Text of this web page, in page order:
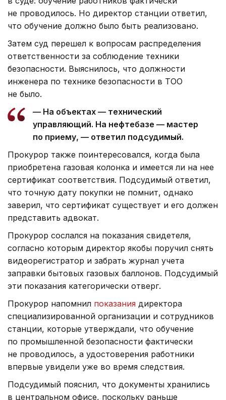
не проводилось. Но директор станции ответил,
что обучение должно было быть реализовано.
Затем суд перешел к вопросам распределения
ответственности за соблюдение техники
безопасности. Выяснилось, что должности
инженера по технике безопасности в ТОО
не было.
— На объектах — технический
управляющий. На нефтебазе — мастер
по приему, — ответил подсудимый.
Прокурор также поинтересовался, когда была
приобретена газовая колонка и имеется ли на нее
сертификат соответствия. Подсудимый ответил,
что точную дату покупки не помнит, однако
заверил, что сертификат существует и его должен
представить адвокат.
Прокурор сослался на показания свидетеля,
согласно которым директор якобы поручил снять
видеорегистратор и забрать журнал учета
заправки бытовых газовых баллонов. Подсудимый
эти показания категорически отверг.
Прокурор напомнил показания директора
специализированной организации и сотрудников
станции, которые утверждали, что обучение
по промышленной безопасности фактически
не проводилось, а удостоверения работники
впервые увидели уже во время следствия.
Подсудимый пояснил, что документы хранились
в центральном офисе, поскольку раньше